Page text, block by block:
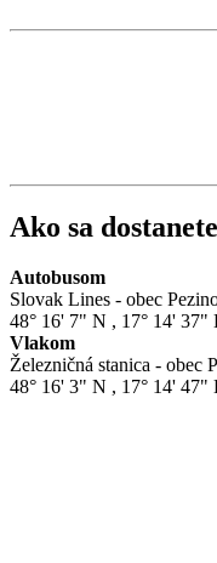
Ako sa
Autobusom
Slovak Lines - obec
48° 16' 7" N , 17° 14' 37"
Vlakom
Železničná stanica - obec
48° 16' 3" N , 17° 14' 47"